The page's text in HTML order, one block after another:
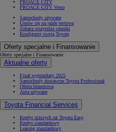
PROACE CITY
PROACE CITY Verso
Samochody używane
Umów się na jazdę testową
Zobacz wszystkie cenniki
Konfiguruj swoją Toyotę
Oferty specjalne i Finansowanie
Oferty specjalne i Finansowanie
Aktualne oferty
Finał wyprzedaży 2025
Samochody dostawcze Toyota Professional
Oferta biznesowa
Auta używane
Toyota Financial Services
Kredyt niższych rat Toyota Easy
Kredyt standardowy
Leasing standardowy